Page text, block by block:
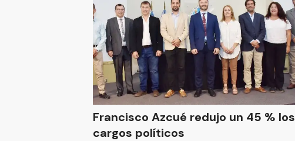
Francisco Azcué redujo un 45 % los
cargos políticos